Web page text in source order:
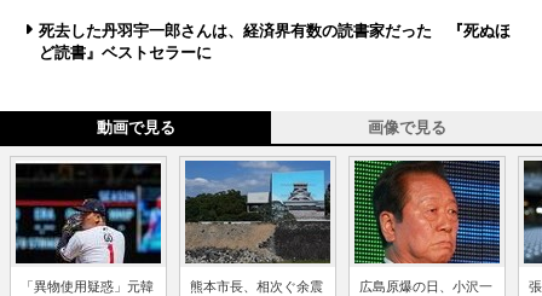
死去した丹羽宇一郎さんは、経済界有数の読書家だった 『死ぬほ
ど読書』ベストセラーに
動画で見る 画像で見る
「異物使用疑惑」元韓
熊本市長、相次ぐ余震
広島原爆の日、小沢一